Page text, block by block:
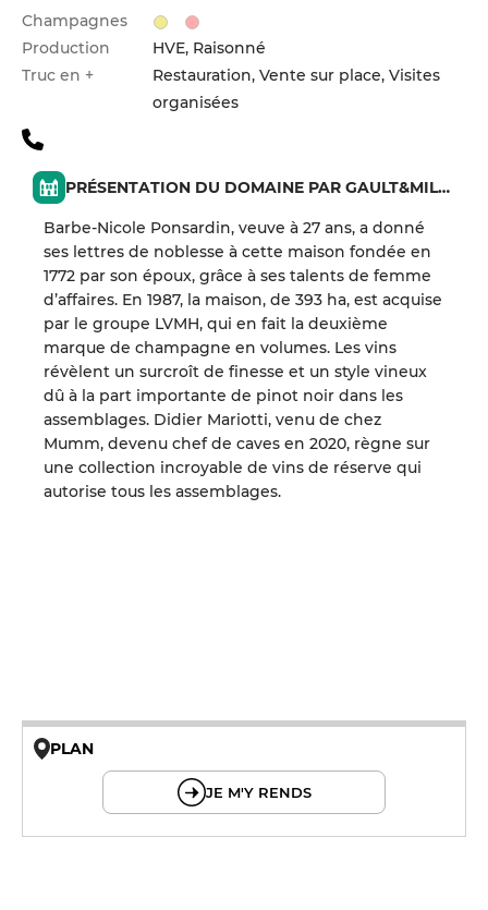
Champagnes
Production
HVE, Raisonné
Truc en +
Restauration, Vente sur place, Visites
organisées
PRÉSENTATION DU DOMAINE PAR GAULT&MILLAU
Barbe-Nicole Ponsardin, veuve à 27 ans, a donné
ses lettres de noblesse à cette maison fondée en
1772 par son époux, grâce à ses talents de femme
d’affaires. En 1987, la maison, de 393 ha, est acquise
par le groupe LVMH, qui en fait la deuxième
marque de champagne en volumes. Les vins
révèlent un surcroît de finesse et un style vineux
dû à la part importante de pinot noir dans les
assemblages. Didier Mariotti, venu de chez
Mumm, devenu chef de caves en 2020, règne sur
une collection incroyable de vins de réserve qui
autorise tous les assemblages.
PLAN
JE M'Y RENDS